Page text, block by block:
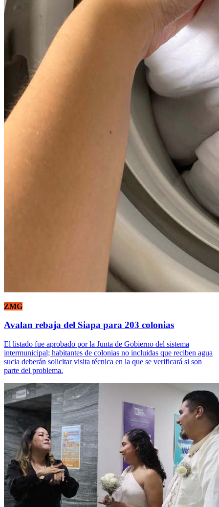
ZMG
Avalan rebaja del Siapa para 203 colonias
El listado fue aprobado por la Junta de Gobierno del sistema
intermunicipal; habitantes de colonias no incluidas que reciben agua
sucia deberán solicitar visita técnica en la que se verificará si son
parte del problema.